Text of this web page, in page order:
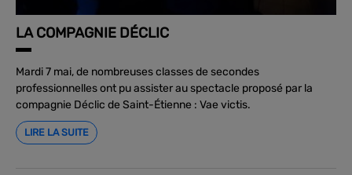
LA COMPAGNIE DÉCLIC
Mardi 7 mai, de nombreuses classes de secondes
professionnelles ont pu assister au spectacle proposé par la
compagnie Déclic de Saint-Étienne : Vae victis.
LIRE LA SUITE